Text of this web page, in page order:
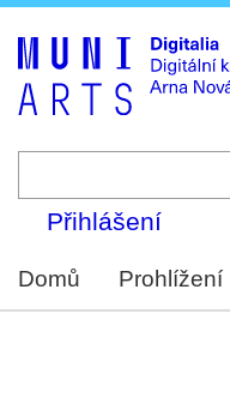
Přihlášení
Domů Prohlížení